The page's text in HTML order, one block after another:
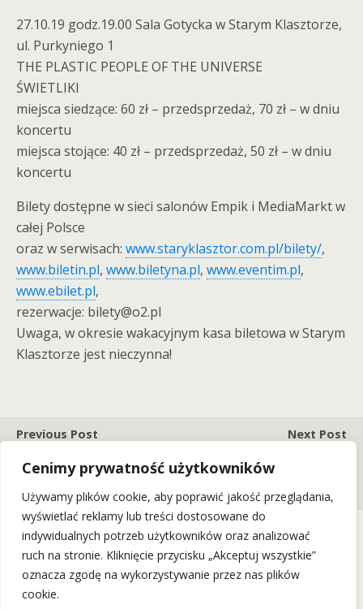
Cenimy prywatność użytkowników
Używamy plików cookie, aby poprawić jakość przeglądania,
wyświetlać reklamy lub treści dostosowane do
indywidualnych potrzeb użytkowników oraz analizować
ruch na stronie. Kliknięcie przycisku „Akceptuj wszystkie”
oznacza zgodę na wykorzystywanie przez nas plików
cookie.
27.10.19 godz.19.00 Sala Gotycka w Starym Klasztorze,
ul. Purkyniego 1
THE PLASTIC PEOPLE OF THE UNIVERSE
ŚWIETLIKI
miejsca siedzące: 60 zł – przedsprzedaż, 70 zł – w dniu
koncertu
miejsca stojące: 40 zł – przedsprzedaż, 50 zł – w dniu
koncertu
Bilety dostępne w sieci salonów Empik i MediaMarkt w
całej Polsce
oraz w serwisach: www.staryklasztor.com.pl/bilety/,
www.biletin.pl, www.biletyna.pl, www.eventim.pl,
www.ebilet.pl,
rezerwacje: bilety@o2.pl
Uwaga, w okresie wakacyjnym kasa biletowa w Starym
Klasztorze jest nieczynna!
Previous Post
Głos - Pl/Cz/Sk" W Teatrze
Next Post
- Tribute To Grzegorz
Back to top